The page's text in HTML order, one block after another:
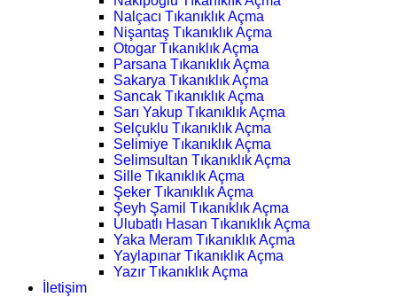
Nalçacı Tıkanıklık Açma
Nişantaş Tıkanıklık Açma
Otogar Tıkanıklık Açma
Parsana Tıkanıklık Açma
Sakarya Tıkanıklık Açma
Sancak Tıkanıklık Açma
Sarı Yakup Tıkanıklık Açma
Selçuklu Tıkanıklık Açma
Selimiye Tıkanıklık Açma
Selimsultan Tıkanıklık Açma
Sille Tıkanıklık Açma
Şeker Tıkanıklık Açma
Şeyh Şamil Tıkanıklık Açma
Ulubatlı Hasan Tıkanıklık Açma
Yaka Meram Tıkanıklık Açma
Yaylapınar Tıkanıklık Açma
Yazır Tıkanıklık Açma
İletişim